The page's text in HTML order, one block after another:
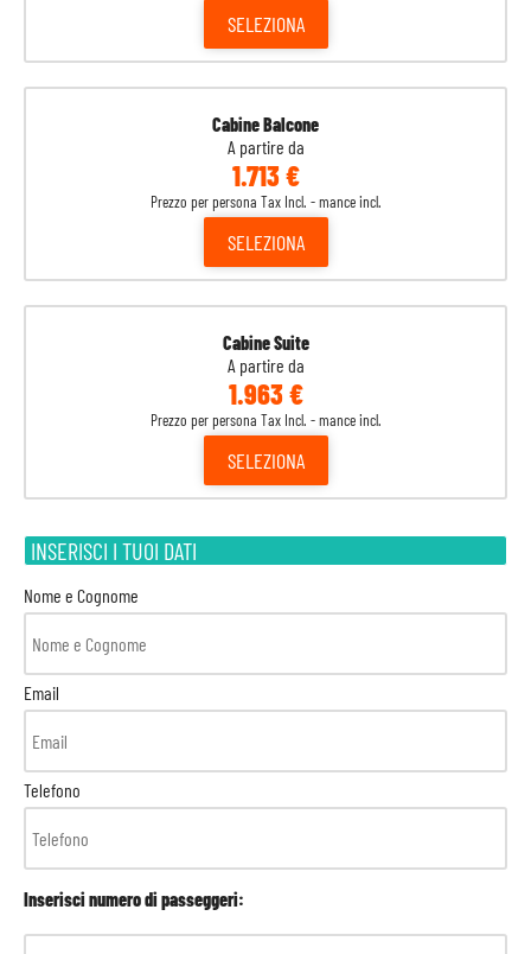
SELEZIONA
Cabine Balcone
A partire da
1.713 €
Prezzo per persona Tax Incl. - mance incl.
SELEZIONA
Cabine Suite
A partire da
1.963 €
Prezzo per persona Tax Incl. - mance incl.
SELEZIONA
INSERISCI I TUOI DATI
Nome e Cognome
Email
Telefono
Inserisci numero di passeggeri: